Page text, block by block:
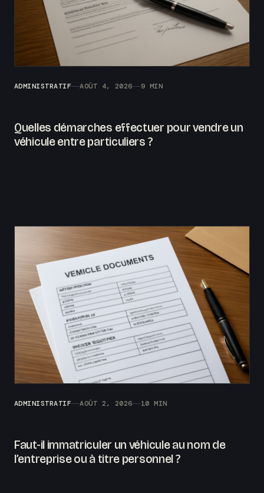
ADMINISTRATIF AOÛT 4, 2026 9 MIN
Quelles démarches effectuer pour vendre un
véhicule entre particuliers ?
ADMINISTRATIF AOÛT 2, 2026 10 MIN
Faut-il immatriculer un véhicule au nom de
l’entreprise ou à titre personnel ?